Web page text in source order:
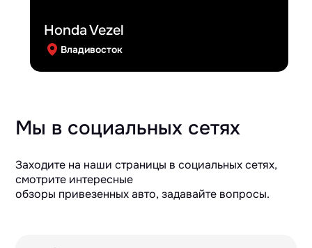
Honda Vezel
Владивосток
Мы в социальных сетях
Заходите на наши страницы в социальных сетях,
смотрите интересные
обзоры привезенных авто, задавайте вопросы.